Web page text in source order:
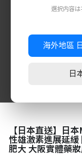
選択内容は
海外地區
日
美妝
保健/腸胃保
第一類醫藥
第二三類醫
感冒/發燒/
處方/醫學康
親子/嬰幼兒
實體店鋪資
公司簡介
條款．保護政策
使用條款
個人資料保
特定商取引
登錄/註冊
搜索
【日本直送】日
性雄激素進展延
肥大 大阪實體藥
疲勞痠痛
減肥瘦身
美容美白
美妝相關
親子/嬰幼兒用品